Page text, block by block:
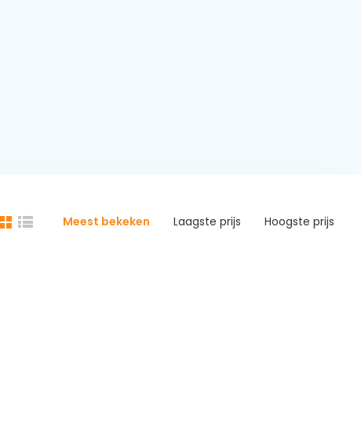
Meest bekeken Laagste prijs Hoogste prijs